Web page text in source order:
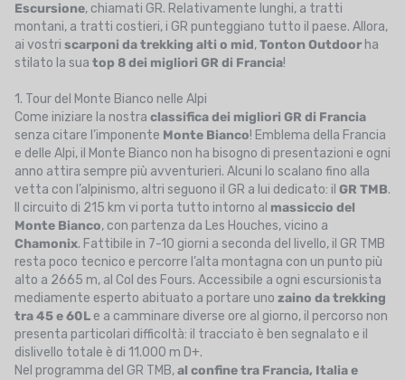
Escursione, chiamati GR. Relativamente lunghi, a tratti
montani, a tratti costieri, i GR punteggiano tutto il paese. Allora,
ai vostri scarponi da trekking alti o mid,Tonton Outdoor ha
stilato la sua top 8 dei migliori GR di Francia!
1. Tour del Monte Bianco nelle Alpi
Come iniziare la nostra classifica dei migliori GR di Francia
senza citare l’imponente Monte Bianco! Emblema della Francia
e delle Alpi, il Monte Bianco non ha bisogno di presentazioni e ogni
anno attira sempre più avventurieri. Alcuni lo scalano fino alla
vetta con l’alpinismo, altri seguono il GR a lui dedicato: il GR TMB.
Il circuito di 215 km vi porta tutto intorno al massiccio del
Monte Bianco, con partenza da Les Houches, vicino a
Chamonix. Fattibile in 7-10 giorni a seconda del livello, il GR TMB
resta poco tecnico e percorre l’alta montagna con un punto più
alto a 2665 m, al Col des Fours. Accessibile a ogni escursionista
mediamente esperto abituato a portare uno zaino da trekking
tra 45 e 60L e a camminare diverse ore al giorno, il percorso non
presenta particolari difficoltà: il tracciato è ben segnalato e il
dislivello totale è di 11.000 m D+.
Nel programma del GR TMB,al confine tra Francia, Italia e